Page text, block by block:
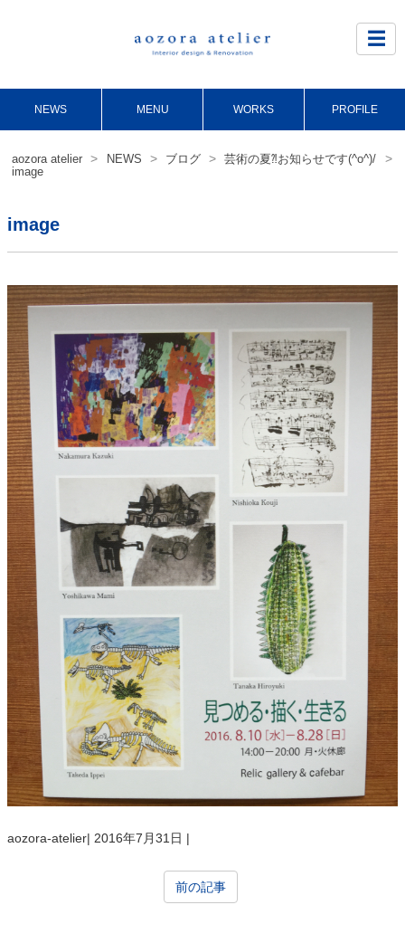
☰
NEWS MENU WORKS PROFILE
aozora atelier > NEWS > ブログ > 芸術の夏⁈お知らせです(^o^)/ >
image
image
aozora-atelier| 2016年7月31日 |
前の記事